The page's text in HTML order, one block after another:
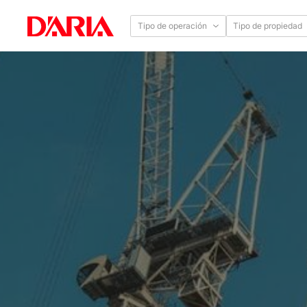
Tipo de operación Tipo de propiedad